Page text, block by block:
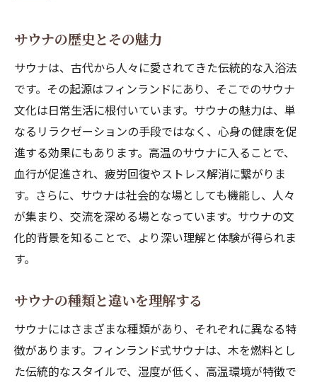
サウナ前のストレッチで体を整える
サウナ前の食事とその影響
サウナ前の心構えと心の準備
サウナにおける安全対策
心と体を整えるためのサウナの入り方
サウナでの深い呼吸法
サウナにおける瞑想の効果
ステップバイステップのサウナ入り方
サウナ内でのリラックスポジション
サウナでのリラックス効果を最大限に引き出す
方法
サウナアロマの活用法
サウナミュージックでのリラクゼーション
サウナの歴史とその魅力
サウナは、古代から人々に愛されてきた伝統的な入浴法
です。その起源はフィンランドにあり、そこでのサウナ
文化は日常生活に根付いています。サウナの魅力は、単
なるリラクゼーションの手段ではなく、心身の健康を促
進する効果にもあります。高温のサウナに入ることで、
血行が促進され、疲労回復やストレス解消に繋がりま
す。さらに、サウナは社会的な場としても機能し、人々
が集まり、交流を深める場となっています。サウナの文
化的背景を知ることで、より深い理解と体験が得られま
す。
サウナの種類と違いを理解する
サウナにはさまざまな種類があり、それぞれに異なる特
徴があります。フィンランド式サウナは、木を燃料とし
た伝統的なスタイルで、湿度が低く、高温環境が特徴で